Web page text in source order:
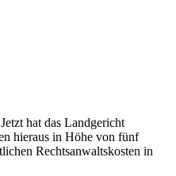
hat das Landgericht
hieraus in Höhe von fünf
Rechtsanwaltskosten in